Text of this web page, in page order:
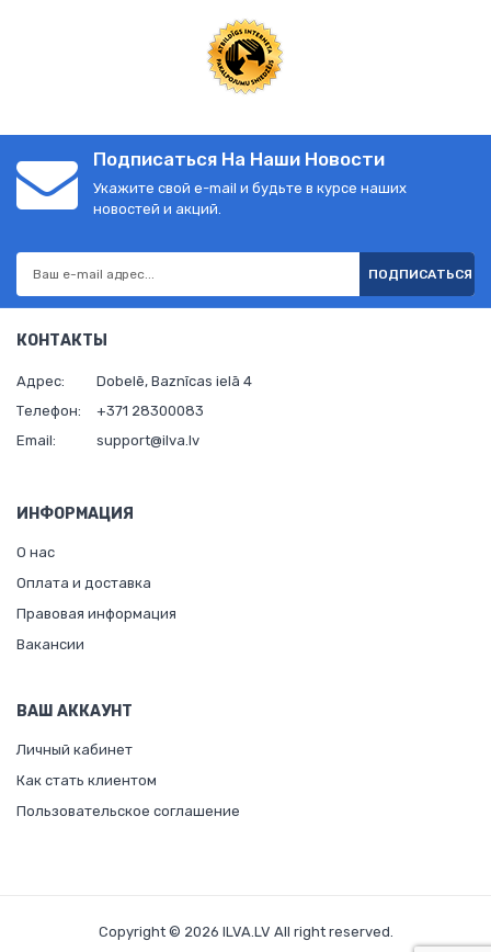
Подписаться На Наши Новости
Укажите свой e-mail и будьте в курсе наших
новостей и акций.
ПОДПИСАТЬСЯ
КОНТАКТЫ
Адрес:
Dobelē, Baznīcas ielā 4
Телефон:
+371 28300083
Email:
support@ilva.lv
ИНФОРМАЦИЯ
О нас
Оплата и доставка
Правовая информация
Вакансии
ВАШ АККАУНТ
Личный кабинет
Как стать клиентом
Пользовательское соглашение
Copyright © 2026 ILVA.LV All right reserved.